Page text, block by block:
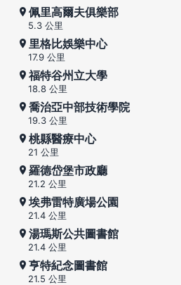
佩里高爾夫俱樂部
5.3 公里
里格比娛樂中心
17.9 公里
福特谷州立大學
18.8 公里
喬治亞中部技術學院
19.3 公里
桃縣醫療中心
21 公里
羅德岱堡市政廳
21.2 公里
埃弗雷特廣場公園
21.4 公里
湯瑪斯公共圖書館
21.4 公里
亨特紀念圖書館
21.5 公里